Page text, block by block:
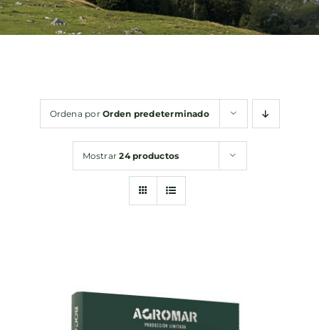
Bebidas
Ordena porOrden predeterminado
Mostrar24 productos